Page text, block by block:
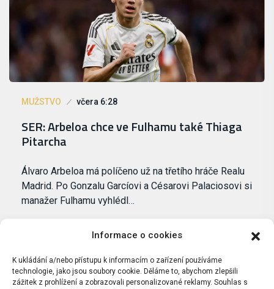
Informace o cookies
K ukládání a/nebo přístupu k informacím o zařízení používáme
technologie, jako jsou soubory cookie. Děláme to, abychom zlepšili
zážitek z prohlížení a zobrazovali personalizované reklamy. Souhlas s
MUŽSTVO včera 6:28
SER: Arbeloa chce ve Fulhamu také Thiaga
Pitarcha
Álvaro Arbeloa má políčeno už na třetího hráče Realu
Madrid. Po Gonzalu Garcíovi a Césarovi Palaciosovi si
manažer Fulhamu vyhlédl…